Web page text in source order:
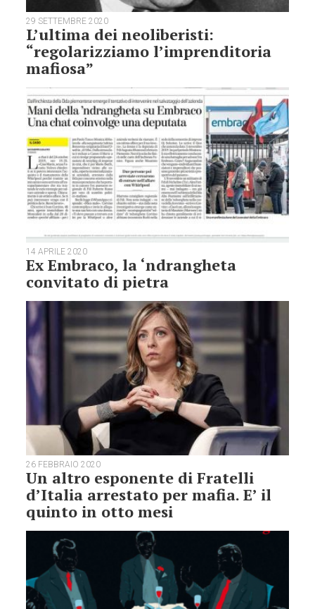
29 SETTEMBRE 2020
L’ultima dei neoliberisti:
“regolarizziamo l’imprenditoria
mafiosa”
14 APRILE 2020
Ex Embraco, la ‘ndrangheta
convitato di pietra
26 FEBBRAIO 2020
Un altro esponente di Fratelli
d’Italia arrestato per mafia. E’ il
quinto in otto mesi